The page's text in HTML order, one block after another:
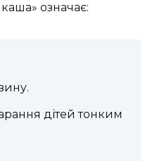
означає:
дітей тонким